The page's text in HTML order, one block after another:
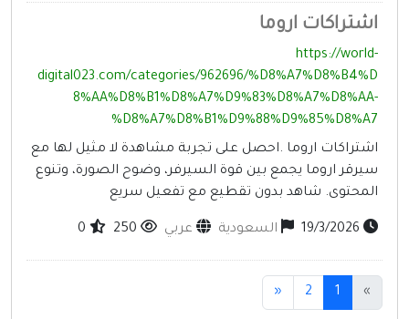
اشتراكات اروما
https://world-
digital023.com/categories/962696/%D8%A7%D8%B4%D
8%AA%D8%B1%D8%A7%D9%83%D8%A7%D8%AA-
%D8%A7%D8%B1%D9%88%D9%85%D8%A7
اشتراكات اروما .احصل على تجربة مشاهدة لا مثيل لها مع
سيرقر اروما يجمع بين قوة السيرفر، وضوح الصورة، وتنوع
المحتوى. شاهد بدون تقطيع مع تفعيل سريع
السعودية عربي 250
0
1
(current)
2
«